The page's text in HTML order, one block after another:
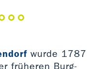
wurde 1787
früheren Burg-